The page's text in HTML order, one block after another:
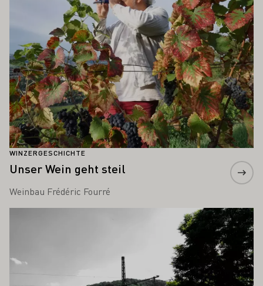
WINZERGESCHICHTE
Unser Wein geht steil
Weinbau Frédéric Fourré